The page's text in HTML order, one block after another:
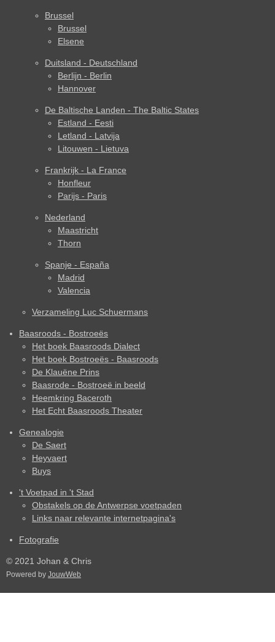
Brussel
Brussel
Elsene
Duitsland - Deutschland
Berlijn - Berlin
Hannover
De Baltische Landen - The Baltic States
Estland - Eesti
Letland - Latvija
Litouwen - Lietuva
Frankrijk - La France
Honfleur
Parijs - Paris
Nederland
Maastricht
Thorn
Spanje - España
Madrid
Valencia
Verzameling Luc Schuermans
Baasroods - Bostroeës
Het boek Baasroods Dialect
Het boek Bostroeës - Baasroods
De Klauëne Prins
Baasrode - Bostroeë in beeld
Heemkring Baceroth
Het Echt Baasroods Theater
Genealogie
De Saert
Heyvaert
Buys
't Voetpad in 't Stad
Obstakels op de Antwerpse voetpaden
Links naar relevante internetpagina's
Fotografie
© 2021 Johan & Chris
Powered by JouwWeb